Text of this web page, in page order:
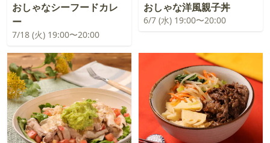
おしゃなシーフードカレ
ー
7/18 (火) 19:00〜20:00
おしゃな洋風親子丼
6/7 (水) 19:00〜20:00